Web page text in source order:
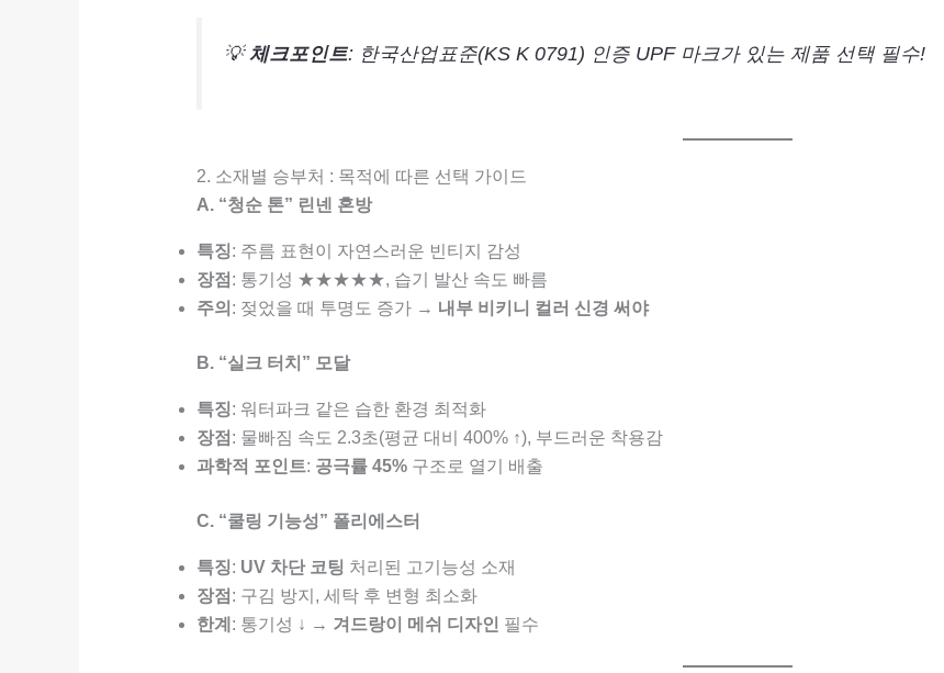
💡체크포인트: 한국산업표준(KS K 0791) 인증 UPF 마크가 있는 제품 선택 필수!
2. 소재별 승부처 : 목적에 따른 선택 가이드
A. “청순 톤” 린넨 혼방
특징: 주름 표현이 자연스러운 빈티지 감성
장점 : 통기성 ★★★★★, 습기 발산 속도 빠름
주의 : 젖었을 때 투명도 증가 → 내부 비키니 컬러 신경 써야
B. “실크 터치” 모달
특징: 워터파크 같은 습한 환경 최적화
장점 : 물빠짐 속도 2.3초(평균 대비 400% ↑), 부드러운 착용감
과학적 포인트: 공극률 45%구조로 열기 배출
C. “쿨링 기능성” 폴리에스터
특징: UV 차단 코팅 처리된 고기능성 소재
장점 : 구김 방지, 세탁 후 변형 최소화
한계 : 통기성 ↓ → 겨드랑이 메쉬 디자인 필수